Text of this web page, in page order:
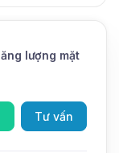
lượng mặt
Tư vấn